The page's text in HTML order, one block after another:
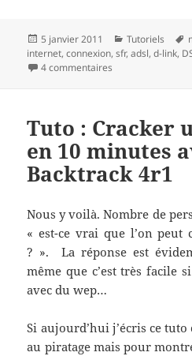
Publié
le
5 janvier 2011 Catégories
Tutoriels
internet,connexion,sfr,adsl,d-link,
4 commentaires
Tuto : Cracker
en 10 minutes
Backtrack 4r1
Nous y voilà. Nombre de
« est-ce vrai que l’on
? ». La réponse est
même que c’est très facile
avec du wep…
Si aujourd’hui j’écris ce
au piratage mais pour